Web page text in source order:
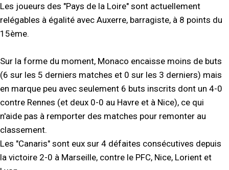
Les joueurs des "Pays de la Loire" sont actuellement
relégables à égalité avec Auxerre, barragiste, à 8 points du
15ème.
Sur la forme du moment, Monaco encaisse moins de buts
(6 sur les 5 derniers matches et 0 sur les 3 derniers) mais
en marque peu avec seulement 6 buts inscrits dont un 4-0
contre Rennes (et deux 0-0 au Havre et à Nice), ce qui
n'aide pas à remporter des matches pour remonter au
classement.
Les "Canaris" sont eux sur 4 défaites consécutives depuis
la victoire 2-0 à Marseille, contre le PFC, Nice, Lorient et